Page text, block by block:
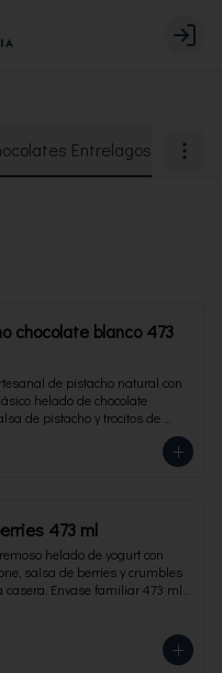
Login
Entrelagos
chocolate blanco 473
de pistacho natural con
helado de chocolate
de pistacho y trocitos de
Envase familiar 473 ml, rinde 4
473 ml
helado de yogurt con
salsa de berries y crumbles
casera. Envase familiar 473 ml,